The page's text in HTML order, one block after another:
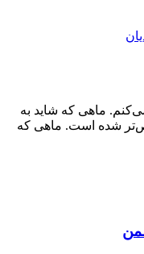
ماهی که شاید به
شده است. ماهی که